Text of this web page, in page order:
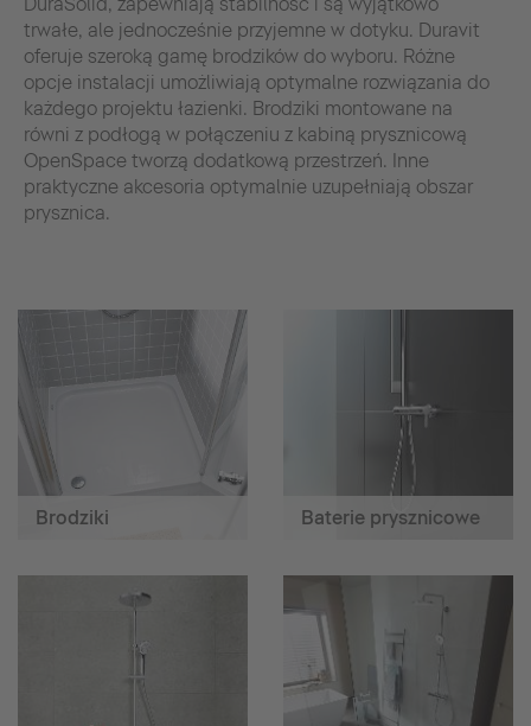
trwałe, ale jednocześnie przyjemne w dotyku. Duravit
oferuje szeroką gamę brodzików do wyboru. Różne
opcje instalacji umożliwiają optymalne rozwiązania do
każdego projektu łazienki. Brodziki montowane na
równi z podłogą w połączeniu z kabiną prysznicową
OpenSpace tworzą dodatkową przestrzeń. Inne
praktyczne akcesoria optymalnie uzupełniają obszar
prysznica.
Brodziki Baterie prysznicowe